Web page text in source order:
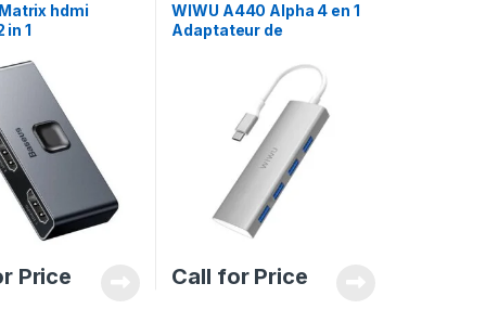
hdmi
in 1
Price
WIWU A440 Alpha 4 en 1
Adaptateur de
données Type C 4 ports
USB 3.0 – Gris
Call for Price